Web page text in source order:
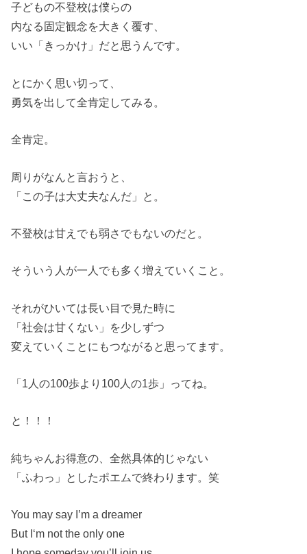
子どもの不登校は僕らの
内なる固定観念を大きく覆す、
いい「きっかけ」だと思うんです。
とにかく思い切って、
勇気を出して全肯定してみる。
全肯定。
周りがなんと言おうと、
「この子は大丈夫なんだ」と。
不登校は甘えでも弱さでもないのだと。
そういう人が一人でも多く増えていくこと。
それがひいては長い目で見た時に
「社会は甘くない」を少しずつ
変えていくことにもつながると思ってます。
「1人の100歩より100人の1歩」ってね。
と！！！
純ちゃんお得意の、全然具体的じゃない
「ふわっ」としたポエムで終わります。笑
You may say I’m a dreamer
But I‘m not the only one